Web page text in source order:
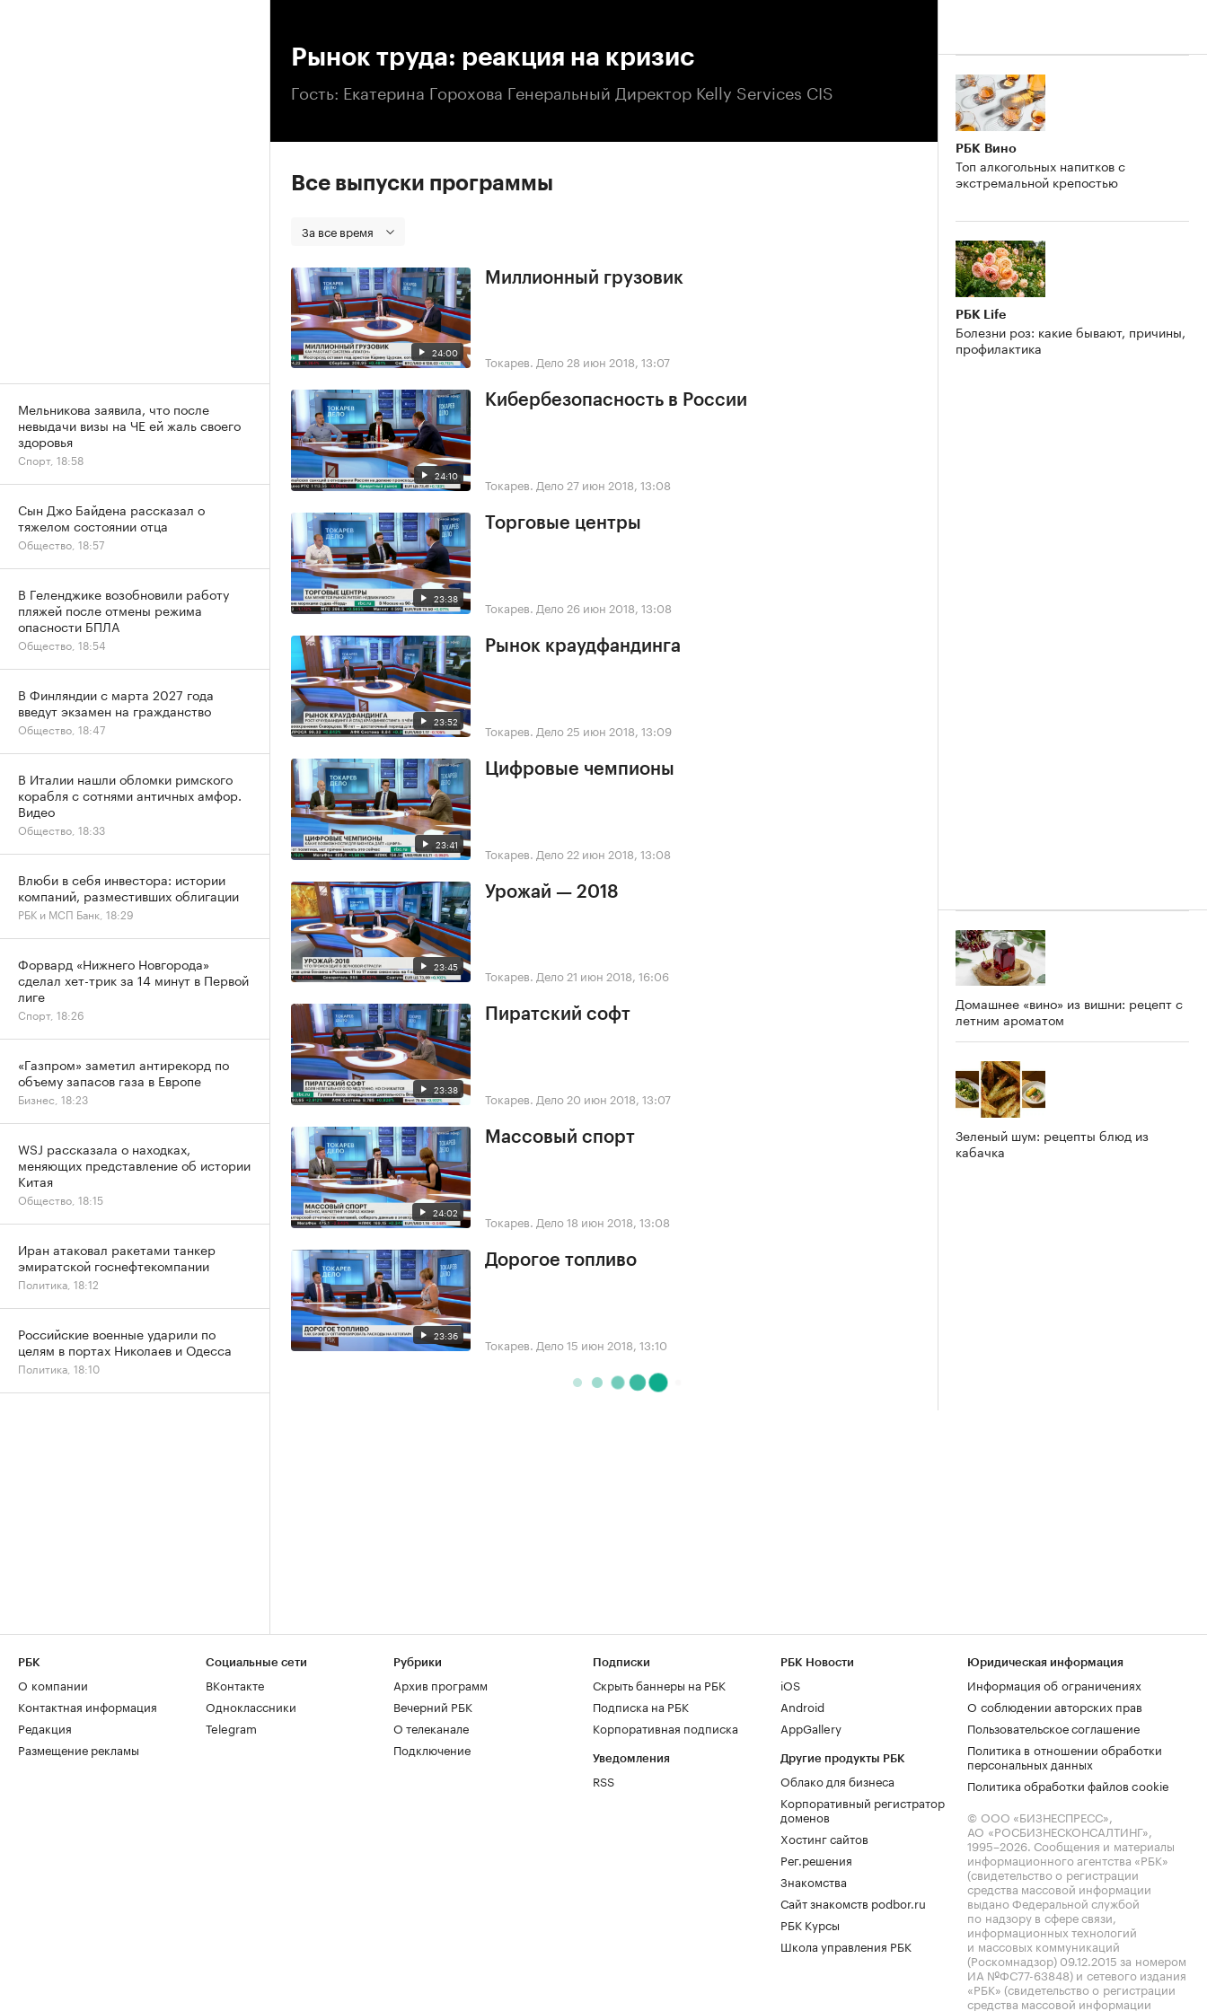
Рынок труда: реакция на кризис
Гость: Екатерина Горохова Генеральный Директор Kelly Services CIS
Все выпуски программы
За все время
24:00
Миллионный грузовик
Токарев. Дело 28 июн 2018, 13:07
24:10
Кибербезопасность в России
Токарев. Дело 27 июн 2018, 13:08
23:38
Торговые центры
Токарев. Дело 26 июн 2018, 13:08
23:52
Рынок краудфандинга
Токарев. Дело 25 июн 2018, 13:09
23:41
Цифровые чемпионы
Токарев. Дело 22 июн 2018, 13:08
23:45
Урожай — 2018
Токарев. Дело 21 июн 2018, 16:06
23:38
Пиратский софт
Токарев. Дело 20 июн 2018, 13:07
24:02
Массовый спорт
Токарев. Дело18 июн 2018, 13:08
23:36
Дорогое топливо
Токарев. Дело15 июн 2018, 13:10
РБК Вино
Топ алкогольных напитков с
экстремальной крепостью
РБК Life
Болезни роз: какие бывают, причины,
профилактика
Домашнее «вино» из вишни: рецепт с
летним ароматом
Зеленый шум: рецепты блюд из
кабачка
Мельникова заявила, что после
невыдачи визы на ЧЕ ей жаль своего
здоровья
Спорт, 18:58
Сын Джо Байдена рассказал о
тяжелом состоянии отца
Общество, 18:57
В Геленджике возобновили работу
пляжей после отмены режима
опасности БПЛА
Общество, 18:54
В Финляндии с марта 2027 года
введут экзамен на гражданство
Общество, 18:47
В Италии нашли обломки римского
корабля с сотнями античных амфор.
Видео
Общество, 18:33
Влюби в себя инвестора: истории
компаний, разместивших облигации
РБК и МСП Банк, 18:29
Форвард «Нижнего Новгорода»
сделал хет-трик за 14 минут в Первой
лиге
Спорт, 18:26
«Газпром» заметил антирекорд по
объему запасов газа в Европе
Бизнес, 18:23
WSJ рассказала о находках,
меняющих представление об истории
Китая
Общество, 18:15
Иран атаковал ракетами танкер
эмиратской госнефтекомпании
Политика, 18:12
Российские военные ударили по
целям в портах Николаев и Одесса
Политика, 18:10
РБК
О компании
Контактная информация
Редакция
Размещение рекламы
Социальные сети
ВКонтакте
Одноклассники
Telegram
Рубрики
Архив программ
Вечерний РБК
О телеканале
Подключение
Подписки
Скрыть баннеры на РБК
Подписка на РБК
Корпоративная подписка
Уведомления
RSS
РБК Новости
iOS
Android
AppGallery
Другие продукты РБК
Облако для бизнеса
Корпоративный регистратор
доменов
Хостинг сайтов
Рег.решения
Знакомства
Сайт знакомств podbor.ru
РБК Курсы
Школа управления РБК
Юридическая информация
Информация об ограничениях
О соблюдении авторских прав
Пользовательское соглашение
Политика в отношении обработки
персональных данных
Политика обработки файлов cookie
© ООО «БИЗНЕСПРЕСС»,
АО «РОСБИЗНЕСКОНСАЛТИНГ»,
1995–2026. Сообщения и материалы
информационного агентства «РБК»
(свидетельство о регистрации
средства массовой информации
выдано Федеральной службой
по надзору в сфере связи,
информационных технологий
и массовых коммуникаций
(Роскомнадзор) 09.12.2015 за номером
ИА №ФС77-63848) и сетевого издания
«РБК» (свидетельство о регистрации
средства массовой информации